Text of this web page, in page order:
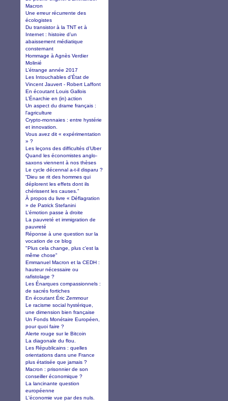
Macron
Une erreur récurrente des
écologistes
Du transistor à la TNT et à
Internet : histoire d’un
abaissement médiatique
consternant
Hommage à Agnès Verdier
Molinié
L’étrange année 2017
Les Intouchables d’État de
Vincent Jauvert - Robert Laffont
En écoutant Louis Gallois
L’Énarchie en (in) action
Un aspect du drame français :
l'agriculture
Crypto-monnaies : entre hystérie
et innovation.
Vous avez dit « expérimentation
» ?
Les leçons des difficultés d’Uber
Quand les économistes anglo-
saxons viennent à nos thèses
Le cycle décennal a-t-il disparu ?
“Dieu se rit des hommes qui
déplorent les effets dont ils
chérissent les causes.”
À propos du livre « Déflagration
» de Patrick Stefanini
L’émotion passe à droite
La pauvreté et immigration de
pauvreté
Réponse à une question sur la
vocation de ce blog
"Plus cela change, plus c'est la
même chose"
Emmanuel Macron et la CEDH :
hauteur nécessaire ou
rafistolage ?
Les Énarques compassionnels :
de sacrés fortiches
En écoutant Éric Zemmour
Le racisme social hystérique,
une dimension bien française
Un Fonds Monétaire Européen,
pour quoi faire ?
Alerte rouge sur le Bitcoin
La diagonale du flou.
Les Républicains : quelles
orientations dans une France
plus étatisée que jamais ?
Macron : prisonnier de son
conseiller économique ?
La lancinante question
européenne
L'économie vue par des nuls.